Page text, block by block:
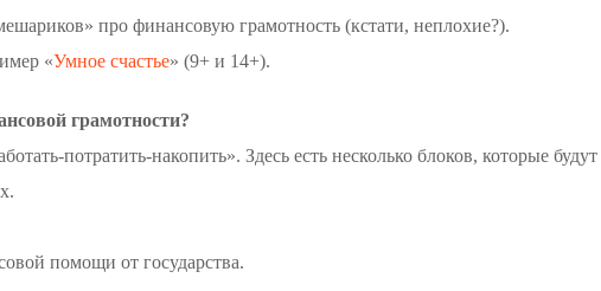
про финансовую грамотность (кстати, неплохие?).
«Умное счастье» (9+ и 14+).
грамотности?
потратить-накопить». Здесь есть несколько блоков, которые
помощи от государства.